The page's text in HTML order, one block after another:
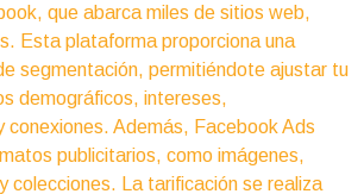
que abarca miles de sitios web,
Esta plataforma proporciona una
segmentación, permitiéndote ajustar tu
demográficos, intereses,
conexiones. Además, Facebook Ads
publicitarios, como imágenes,
colecciones. La tarificación se realiza